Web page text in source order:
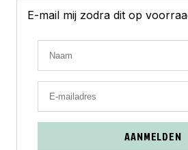
E-mail mij zodra dit op
AANMELDEN